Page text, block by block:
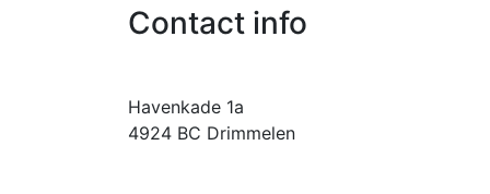
Contact info
Havenkade 1a
4924 BC Drimmelen